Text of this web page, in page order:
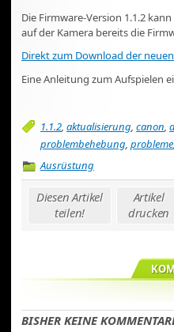
Die Firmware-Version 1.1.2
auf der Kamera bereits die
Direkt zum Download der
Eine Anleitung zum Aufspielen
1.1.2, aktualisierung, canon,
problembehebung, probleme,
Ausrüstung
Diesen Artikel
teilen!
Artikel
drucken
BISHER KEINE